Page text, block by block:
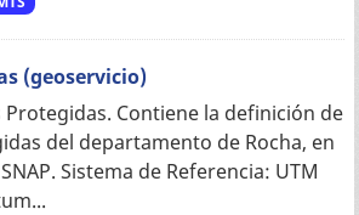
(geoservicio)
Contiene la definición de
del departamento de Rocha, en
Sistema de Referencia: UTM